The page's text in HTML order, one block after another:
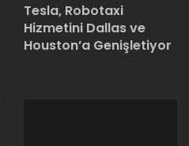
Tesla, Robotaxi
Hizmetini Dallas ve
Houston’a Genişletiyor